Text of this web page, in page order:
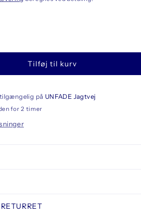
Tilføj til kurv
på UNFADE Jagtvej
for 2 timer